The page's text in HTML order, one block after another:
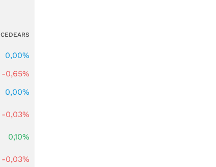
CEDEARS
0,00%
-0,65%
0,00%
-0,03%
0,10%
-0,03%